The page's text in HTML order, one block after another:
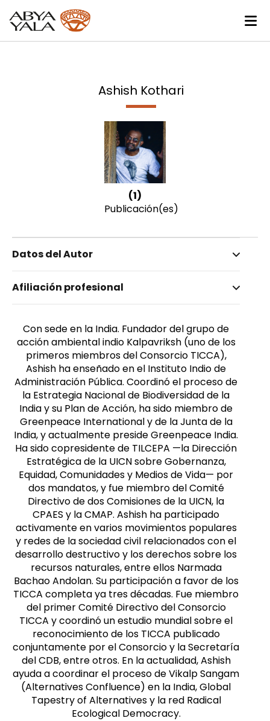
Ashish Kothari
(1)
Publicación(es)
Datos del Autor
Kothari, Ashish
Afiliación profesional
Con sede en la India. Fundador del grupo de
acción ambiental indio Kalpavriksh (uno de los
primeros miembros del Consorcio TICCA),
Ashish ha enseñado en el Instituto Indio de
Administración Pública. Coordinó el proceso de
la Estrategia Nacional de Biodiversidad de la
India y su Plan de Acción, ha sido miembro de
Greenpeace International y de la Junta de la
India, y actualmente preside Greenpeace India.
Ha sido copresidente de TILCEPA —la Dirección
Estratégica de la UICN sobre Gobernanza,
Equidad, Comunidades y Medios de Vida— por
dos mandatos, y fue miembro del Comité
Directivo de dos Comisiones de la UICN, la
CPAES y la CMAP. Ashish ha participado
activamente en varios movimientos populares
y redes de la sociedad civil relacionados con el
desarrollo destructivo y los derechos sobre los
recursos naturales, entre ellos Narmada
Bachao Andolan. Su participación a favor de los
TICCA completa ya tres décadas. Fue miembro
del primer Comité Directivo del Consorcio
TICCA y coordinó un estudio mundial sobre el
reconocimiento de los TICCA publicado
conjuntamente por el Consorcio y la Secretaría
del CDB, entre otros. En la actualidad, Ashish
ayuda a coordinar el proceso de Vikalp Sangam
(Alternatives Confluence) en la India, Global
Tapestry of Alternatives y la red Radical
Ecological Democracy.